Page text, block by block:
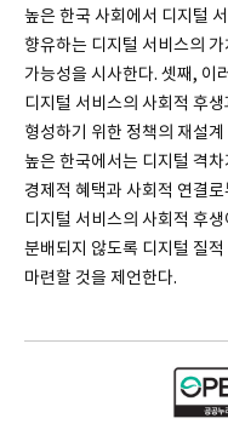
높은 한국 사회에서 디지털
향유하는 디지털 서비스의
가능성을 시사한다. 셋째, 이
디지털 서비스의 사회적 후
형성하기 위한 정책의 재설
높은 한국에서는 디지털 격
경제적 혜택과 사회적 연결
디지털 서비스의 사회적 후
분배되지 않도록 디지털 질
마련할 것을 제언한다.